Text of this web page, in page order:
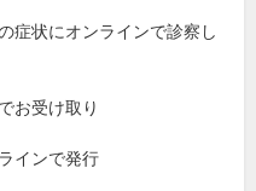
症状にオンラインで診察し
お受け取り
インで発行